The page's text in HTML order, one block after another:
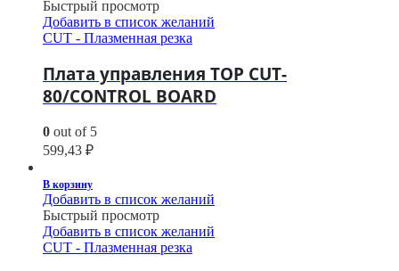
Быстрый просмотр
Добавить в список желаний
CUT - Плазменная резка
Плата управления TOP CUT-
80/CONTROL BOARD
0 out of 5
599,43 ₽
В корзину
Добавить в список желаний
Быстрый просмотр
Добавить в список желаний
CUT - Плазменная резка